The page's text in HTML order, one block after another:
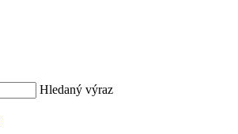
Hledaný výraz